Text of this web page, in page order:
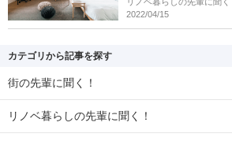
2022/04/15
カテゴリから記事を探す
街の先輩に聞く！
リノベ暮らしの先輩に聞く！